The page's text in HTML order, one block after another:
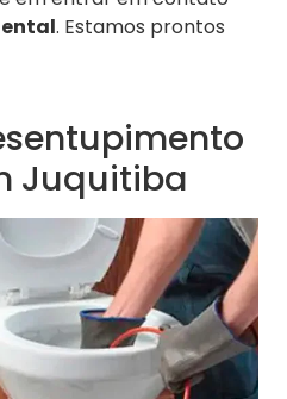
. Estamos prontos
Juquitiba